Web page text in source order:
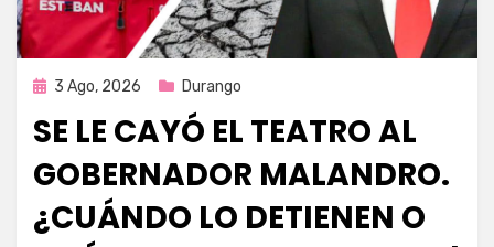
Publicada
3 Ago, 2026 Durango
SE LE CAYÓ EL TEATRO AL
GOBERNADOR MALANDRO.
¿CUÁNDO LO DETIENEN O